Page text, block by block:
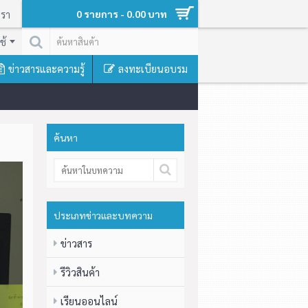
า 0 รายการ - 0.00 บาท
ข่าวสารและความรู้ ลงทะเบียนอบรม
ค้นหา
ประเภทข่าวและบทความ
ข่าวสาร
รีวิวสินค้า
เรียนออนไลน์